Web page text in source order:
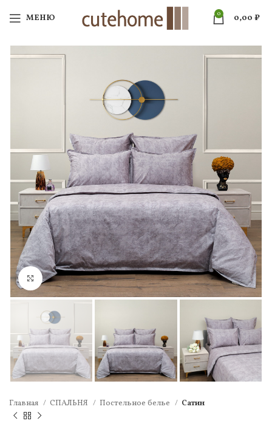
МЕНЮ 0 0,00 ₽
Нажмите, чтобы увеличить
Главная СПАЛЬНЯ Постельное белье Сатин